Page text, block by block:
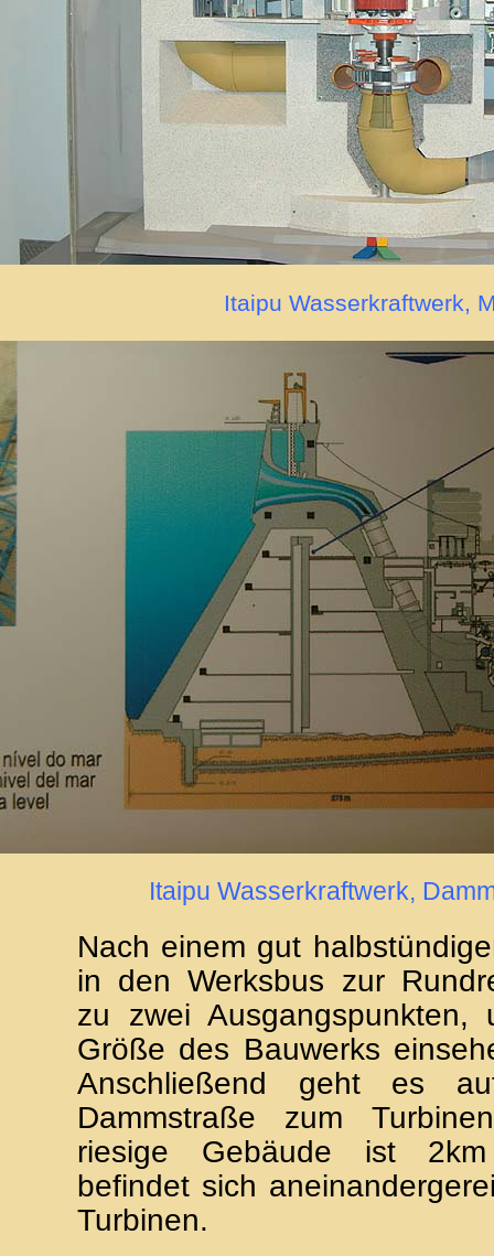
Itaipu Wasserkraftwerk,
Itaipu Wasserkraftwerk,
Nach einem gut
in den Werksbus zur
zu zwei Ausgangspunkten,
Größe des Bauwerks
Anschließend geht es
Dammstraße zum
riesige Gebäude ist
befindet sich
Turbinen.